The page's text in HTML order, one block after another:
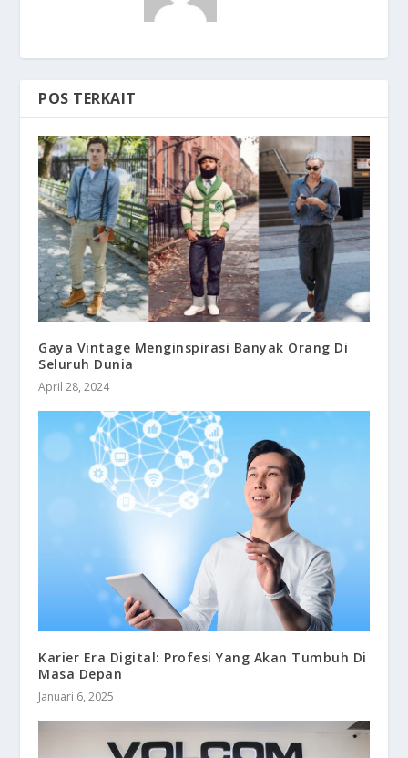
POS TERKAIT
Gaya Vintage Menginspirasi Banyak Orang Di
Seluruh Dunia
April 28, 2024
Karier Era Digital: Profesi Yang Akan Tumbuh Di
Masa Depan
Januari 6, 2025